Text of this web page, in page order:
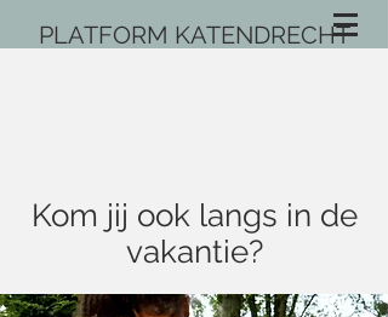
PLATFORM KATENDRECHT
Kom jij ook langs in de
vakantie?